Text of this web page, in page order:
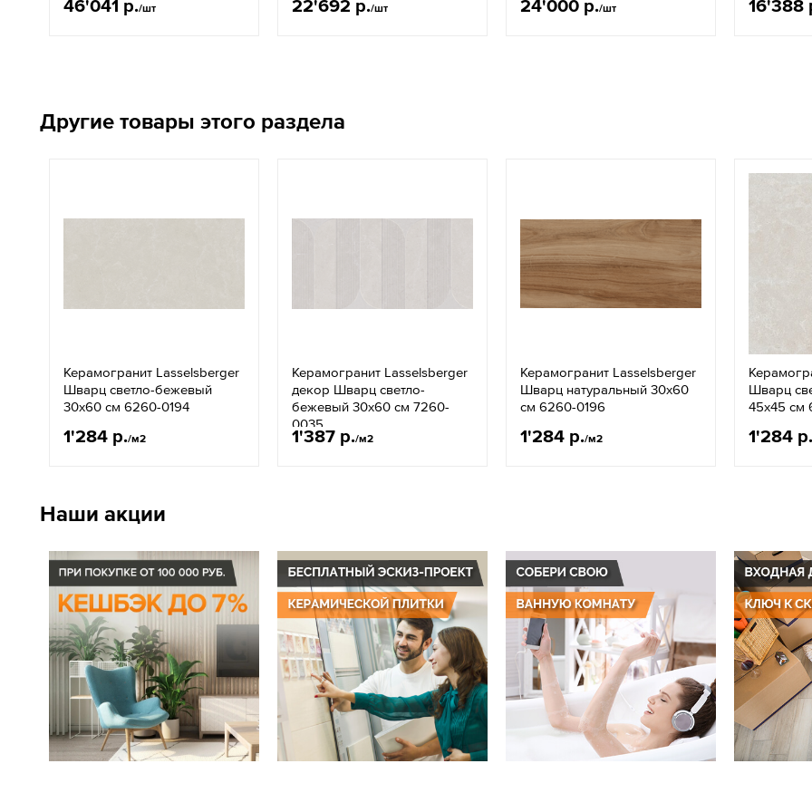
46'041 р./шт 22'692 р./шт 24'000 р./шт 16'388
Другие товары этого раздела
Керамогранит Lasselsberger
Шварц светло-бежевый
30x60 см 6260-0194
1'284 р./м2
Керамогранит Lasselsberger
декор Шварц светло-
бежевый 30x60 см 7260-
0035
1'387 р./м2
Керамогранит Lasselsberger
Шварц натуральный 30x60
см 6260-0196
1'284 р./м2
Шварц
45x45 см
1'284 р.
Наши акции